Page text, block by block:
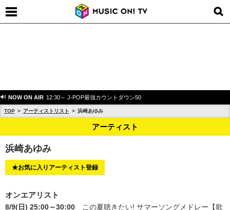
NOW ON AIR 12:30～ J-POP最強カウントダウン50
TOP アーティストリスト 浜崎あゆみ
アーティスト
浜崎あゆみ
★お気に入りアーティスト登録
オンエアリスト
8/9(日) 25:00～30:00
この夏聴きたい! サマーソングメドレー【歌